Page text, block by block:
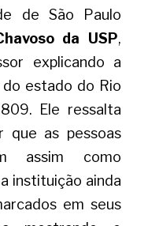
de São Paulo
da USP,
explicando a
estado do Rio
Ele ressalta
que as pessoas
assim como
instituição ainda
em seus